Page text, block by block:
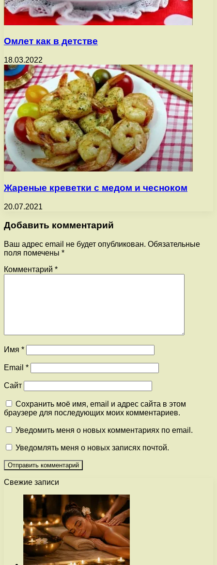
Омлет как в детстве
18.03.2022
Жареные креветки с медом и чесноком
20.07.2021
Добавить комментарий
Ваш адрес email не будет опубликован. Обязательные
поля помечены *
Комментарий *
Имя *
Email *
Сайт
Сохранить моё имя, email и адрес сайта в этом
браузере для последующих моих комментариев.
Уведомить меня о новых комментариях по email.
Уведомлять меня о новых записях почтой.
Свежие записи